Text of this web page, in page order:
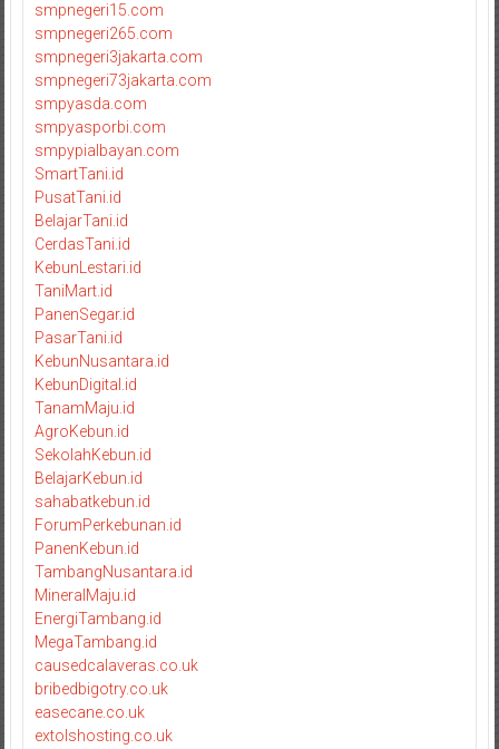
smpnegeri15.com
smpnegeri265.com
smpnegeri3jakarta.com
smpnegeri73jakarta.com
smpyasda.com
smpyasporbi.com
smpypialbayan.com
SmartTani.id
PusatTani.id
BelajarTani.id
CerdasTani.id
KebunLestari.id
TaniMart.id
PanenSegar.id
PasarTani.id
KebunNusantara.id
KebunDigital.id
TanamMaju.id
AgroKebun.id
SekolahKebun.id
BelajarKebun.id
sahabatkebun.id
ForumPerkebunan.id
PanenKebun.id
TambangNusantara.id
MineralMaju.id
EnergiTambang.id
MegaTambang.id
causedcalaveras.co.uk
bribedbigotry.co.uk
easecane.co.uk
extolshosting.co.uk